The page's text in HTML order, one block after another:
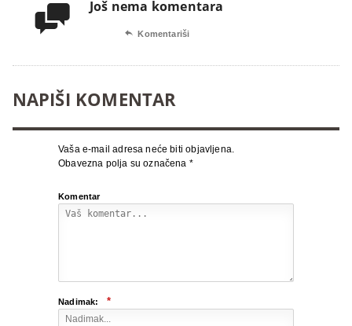
 Još nema komentara
 Komentariši
NAPIŠI KOMENTAR
Vaša e-mail adresa neće biti objavljena.
Obavezna polja su označena *
Komentar
Nadimak: *